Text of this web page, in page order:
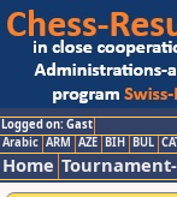
Logged on: Gast
Arabic ARM AZE BIH BUL
Home